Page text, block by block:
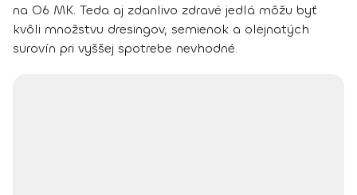
na O6 MK. Teda aj zdanlivo zdravé jedlá môžu byť
kvôli množstvu dresingov, semienok a olejnatých
surovín pri vyššej spotrebe nevhodné.